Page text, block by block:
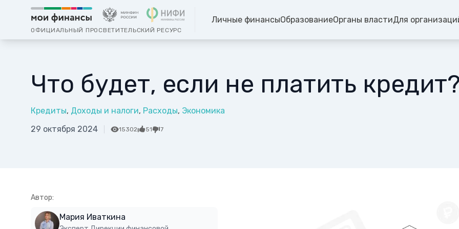
ОФИЦИАЛЬНЫЙ ПРОСВЕТИТЕЛЬСКИЙ РЕСУРС
Личные финансыОбразованиеОрганы властиДля
Что будет, если не платить
Кредиты Доходы и налоги Расходы Экономика
29 октября 2024
15302 51 7
Автор:
Мария Иваткина